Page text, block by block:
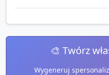
🎨 Twórz
Wygeneruj